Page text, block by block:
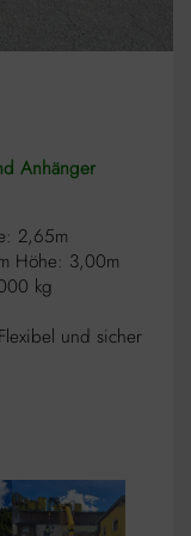
Anhänger
2,65m
Höhe: 3,00m
kg
und sicher